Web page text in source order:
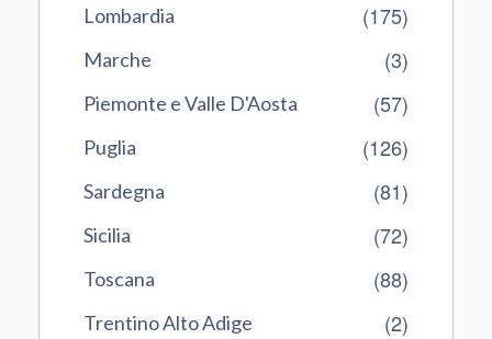
Lombardia (175)
Marche (3)
Piemonte e Valle D'Aosta (57)
Puglia (126)
Sardegna (81)
Sicilia (72)
Toscana (88)
Trentino Alto Adige (2)